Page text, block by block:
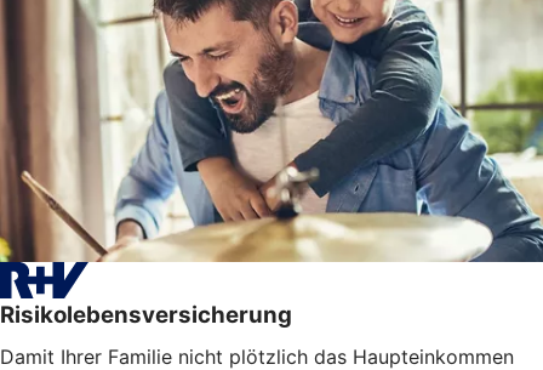
Risikolebensversicherung
Damit Ihrer Familie nicht plötzlich das Haupteinkommen